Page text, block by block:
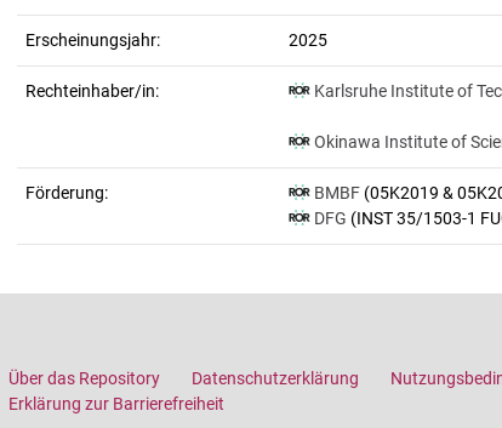
Erscheinungsjahr: 2025
Rechteinhaber/in: Karlsruhe Institute of
Okinawa Institute of
Förderung: BMBF (05K2019 &
DFG (INST 35/1503-1
Über das Repository Datenschutzerklärung
Erklärung zur Barrierefreiheit